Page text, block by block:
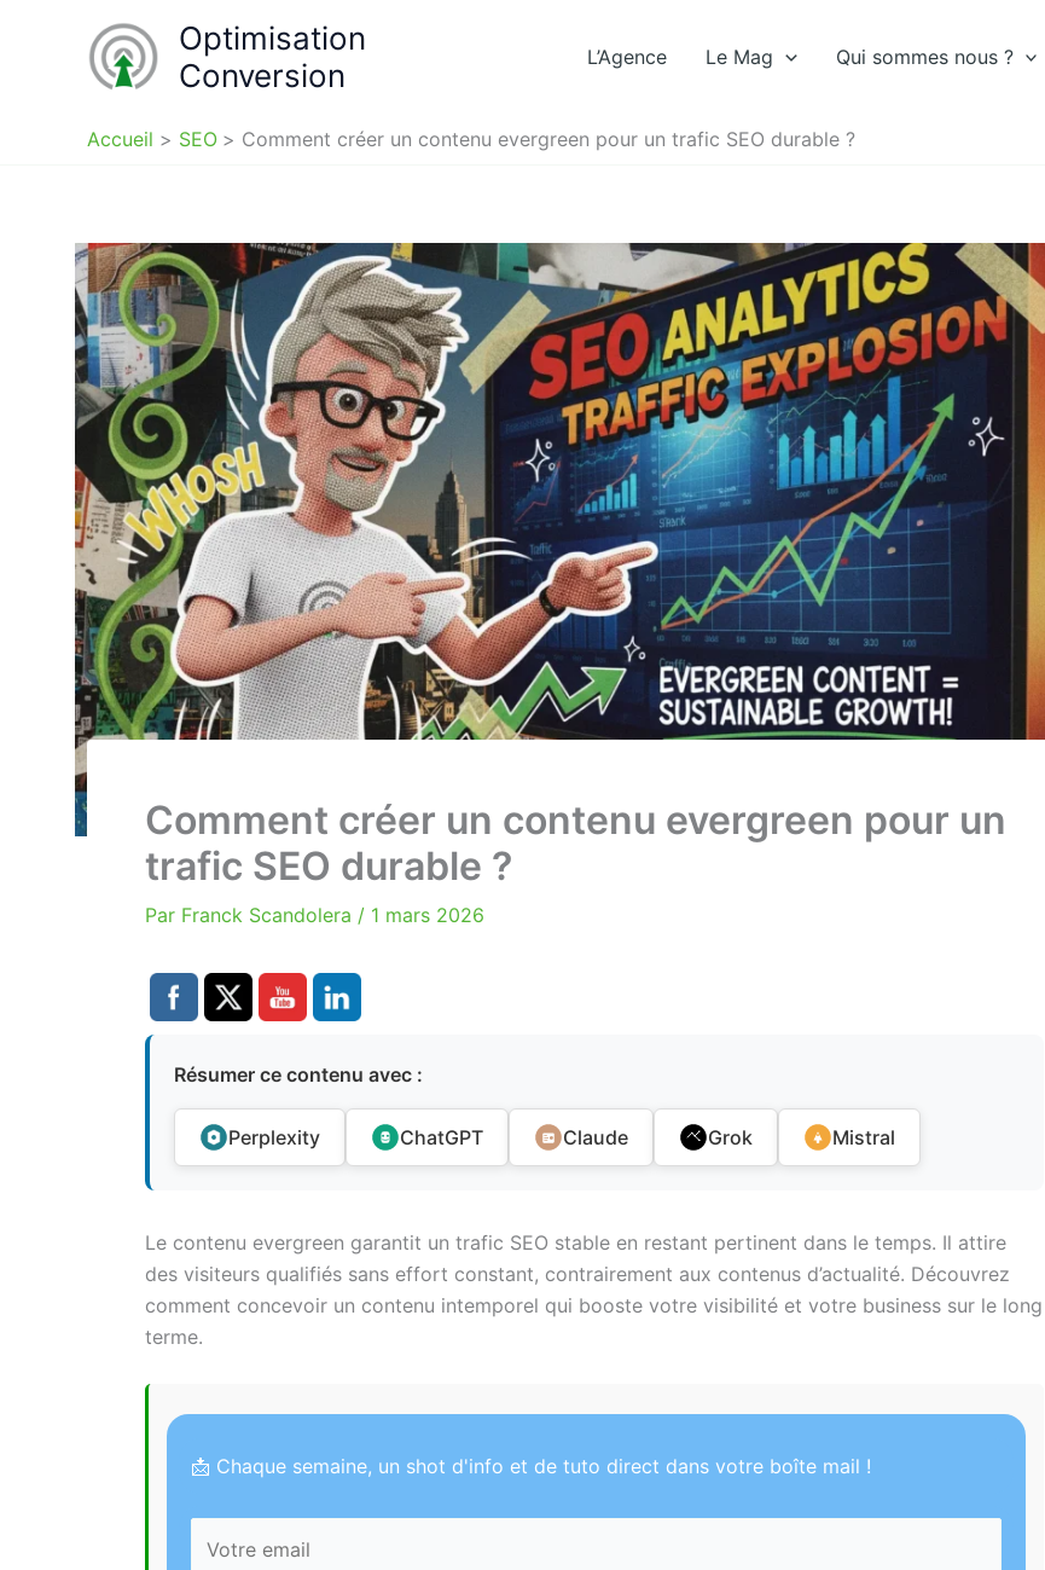
Optimisation
Conversion
L’Agence Le Mag Qui sommes nous ?
Accueil SEO Comment créer un contenu evergreen pour un trafic SEO durable ?
Comment créer un contenu evergreen pour un
trafic SEO durable ?
Par Franck Scandolera / 1 mars 2026
Résumer ce contenu avec :
Perplexity ChatGPT Claude Grok Mistral
Le contenu evergreen garantit un trafic SEO stable en restant pertinent dans le temps. Il attire
des visiteurs qualifiés sans effort constant, contrairement aux contenus d’actualité. Découvrez
comment concevoir un contenu intemporel qui booste votre visibilité et votre business sur le long
terme.
📩 Chaque semaine, un shot d'info et de tuto direct dans votre boîte mail !